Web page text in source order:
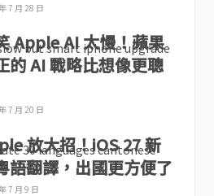
7 月 28 日
Apple AI 太慢！蘋果
的 AI 戰略比想像更聰
7 月 20 日
放大招！iOS 27 新
語翻譯，出國更方便了
7 月 9 日